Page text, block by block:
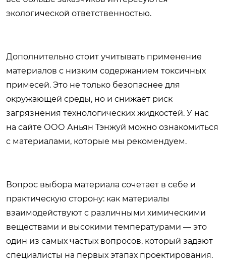
экологической ответственностью.
Дополнительно стоит учитывать применение
материалов с низким содержанием токсичных
примесей. Это не только безопаснее для
окружающей среды, но и снижает риск
загрязнения технологических жидкостей. У нас
на сайте ООО Аньян Тэнжуй можно ознакомиться
с материалами, которые мы рекомендуем.
Вопрос выбора материала сочетает в себе и
практическую сторону: как материалы
взаимодействуют с различными химическими
веществами и высокими температурами — это
один из самых частых вопросов, который задают
специалисты на первых этапах проектирования.